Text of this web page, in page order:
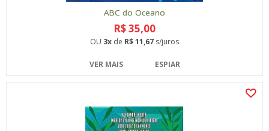
ABC do Oceano
R$ 35,00
OU 3x de R$ 11,67 s/juros
VER MAIS ESPIAR